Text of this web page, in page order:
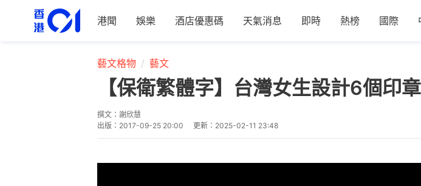
港聞 娛樂 酒店優惠碼 天氣消息 即時 熱榜 國際
藝文格物 藝文
【保衛繁體字】台灣女生設計6個印
撰文： 謝欣慧
出版： 2017-09-25 20:00 更新： 2025-02-11 23:48